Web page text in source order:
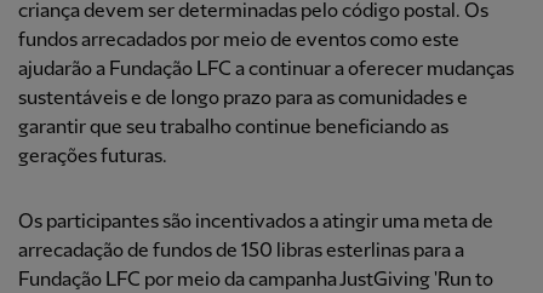
criança devem ser determinadas pelo código postal. Os
fundos arrecadados por meio de eventos como este
ajudarão a Fundação LFC a continuar a oferecer mudanças
sustentáveis e de longo prazo para as comunidades e
garantir que seu trabalho continue beneficiando as
gerações futuras.
Os participantes são incentivados a atingir uma meta de
arrecadação de fundos de 150 libras esterlinas para a
Fundação LFC por meio da campanha JustGiving 'Run to